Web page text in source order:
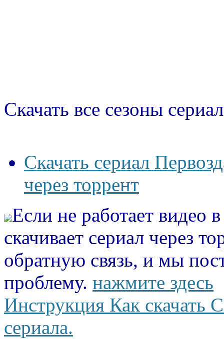
Скачать все сезоны
Скачать сериал
через торрент
Если не работает видео
скачивает сериал через
обратную связь, и мы
проблему. нажмите здесь
Инструкция Как скачать
сериала.